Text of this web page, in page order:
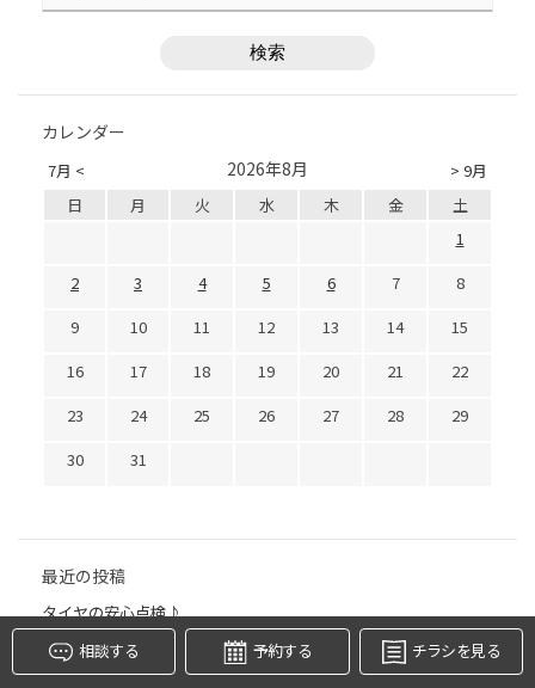
カレンダー
7月 < > 9月
2026年8月
日 月 火 水 木 金
土
1
2
3 4 5 6 7
8
9
10 11 12 13 14
15
16
17 18 19 20 21
22
23
24 25 26 27 28
29
30
31
最近の投稿
タイヤの安心点検♪
SUVタイヤもお任せください！
相談する 予約する チラシを見る
タイヤ点検・安全点検/タイヤ履き替え/オイル交換/その他
希望のクローク契約会員の方はこちらを選択ください
本日のタイヤ履き替え順番待ち予約 ※クローク契約会員の